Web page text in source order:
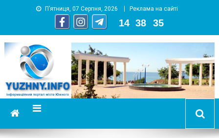
П’ятниця, 07 Серпня, 2026 Реклама на сайті
14 38 36
YUZHNY.INFO
информационный портал города Южный